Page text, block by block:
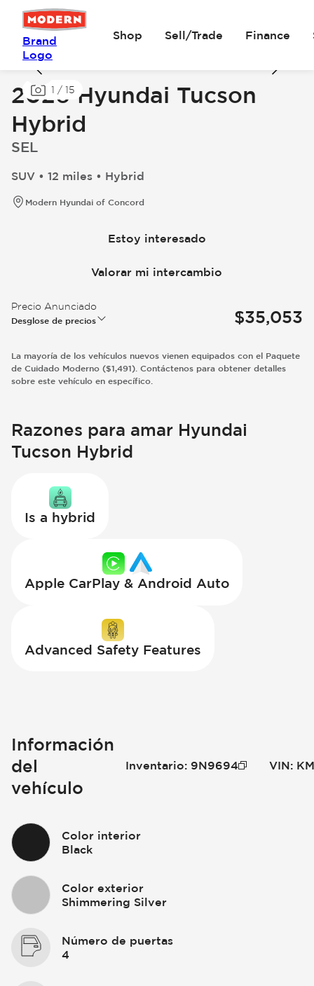
Brand
Logo
Shop Sell/Trade Finance
1 / 15
2026 Hyundai Tucson
Hybrid
SEL
SUV • 12 miles • Hybrid
Modern Hyundai of Concord
Estoy interesado
Valorar mi intercambio
Precio Anunciado
Desglose de precios $35,053
La mayoría de los vehículos nuevos vienen equipados con el Paquete
de Cuidado Moderno ($1,491). Contáctenos para obtener detalles
sobre este vehículo en específico.
Razones para amar Hyundai
Tucson Hybrid
Is a hybrid
Apple CarPlay & Android Auto
Advanced Safety Features
Información
del
vehículo
Inventario: 9N9694 VIN:
Color interior
Black
Color exterior
Shimmering Silver
Número de puertas
4